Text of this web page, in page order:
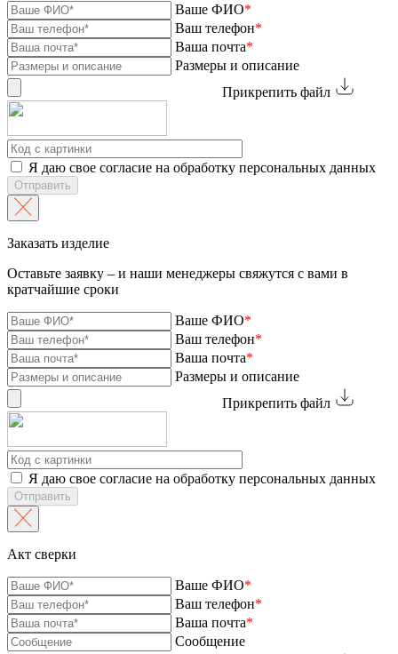
Ваше ФИО*
Ваш телефон*
Ваша почта*
Размеры и описание
Прикрепить файл
Я даю свое согласие на обработку персональных данных
Отправить
Заказать изделие
Оставьте заявку – и наши менеджеры свяжутся с вами в
кратчайшие сроки
Ваше ФИО*
Ваш телефон*
Ваша почта*
Размеры и описание
Прикрепить файл
Я даю свое согласие на обработку персональных данных
Отправить
Акт сверки
Ваше ФИО*
Ваш телефон*
Ваша почта*
Сообщение